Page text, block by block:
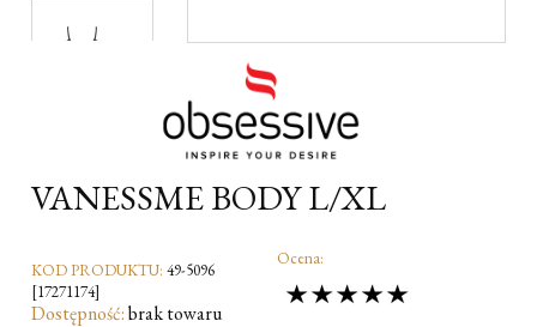
VANESSME BODY L/XL
KOD PRODUKTU: 49-5096
[17271174]
Dostępność:brak towaru
Ocena: